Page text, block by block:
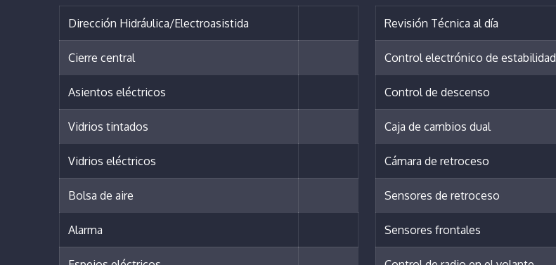
Dirección Hidráulica/Electroasistida
Cierre central
Asientos eléctricos
Vidrios tintados
Vidrios eléctricos
Bolsa de aire
Alarma
Revisión Técnica al día
Control electrónico de estabilidad
Control de descenso
Caja de cambios dual
Cámara de retroceso
Sensores de retroceso
Sensores frontales